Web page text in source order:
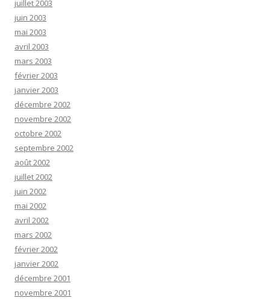
juillet 2003
juin 2003
mai 2003
avril 2003
mars 2003
février 2003
janvier 2003
décembre 2002
novembre 2002
octobre 2002
septembre 2002
août 2002
juillet 2002
juin 2002
mai 2002
avril 2002
mars 2002
février 2002
janvier 2002
décembre 2001
novembre 2001